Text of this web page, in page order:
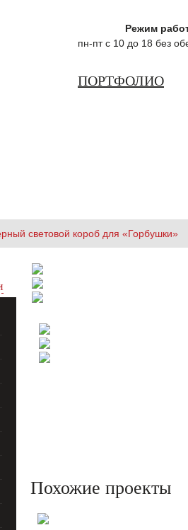
Режим
пн-пт с 10 до 18 без
ПОРТФОЛИО
световой короб для «Горбушки»
Похожие проекты